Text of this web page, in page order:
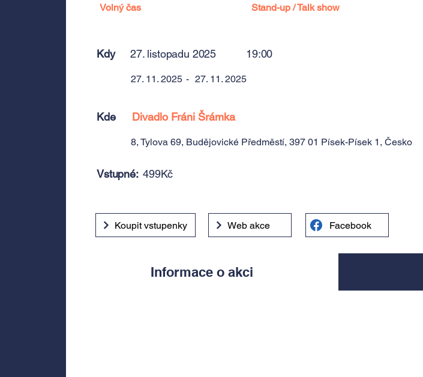
Volný čas Stand-up / Talk show
Kdy 27. listopadu 2025 19:00
27. 11. 2025 - 27. 11. 2025
Kde Divadlo Fráni Šrámka
8, Tylova 69, Budějovické Předměstí, 397 01 Písek-Písek 1, Česko
Vstupné: 499Kč
Koupit vstupenky Web akce Facebook
Informace o akci